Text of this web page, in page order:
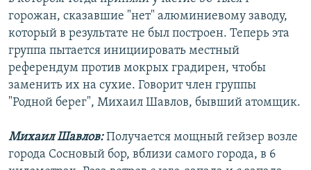
горожан, сказавшие "нет" алюминиевому заводу,
который в результате не был построен. Теперь эта
группа пытается инициировать местный
референдум против мокрых градирен, чтобы
заменить их на сухие. Говорит член группы
"Родной берег", Михаил Шавлов, бывший атомщик.
Михаил Шавлов:Получается мощный гейзер возле
города Сосновый бор, вблизи самого города, в 6